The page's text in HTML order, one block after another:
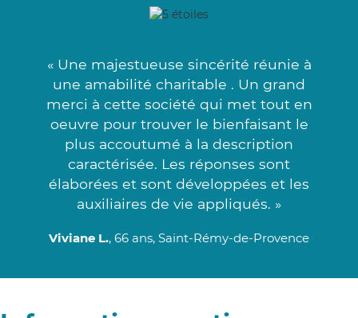
« Une majestueuse sincérité réunie à
une amabilité charitable . Un grand
merci à cette société qui met tout en
oeuvre pour trouver le bienfaisant le
plus accoutumé à la description
caractérisée. Les réponses sont
élaborées et sont développées et les
auxiliaires de vie appliqués. »
Viviane L., 66 ans, Saint-Rémy-de-Provence